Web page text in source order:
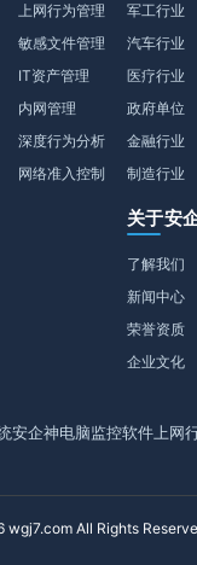
上网行为管理
敏感文件管理
IT资产管理
内网管理
深度行为分析
网络准入控制
军工行业
汽车行业
医疗行业
政府单位
金融行业
制造行业
关于安
了解我们
新闻中心
荣誉资质
企业文化
安企神电脑监控软件 上网
All Rights